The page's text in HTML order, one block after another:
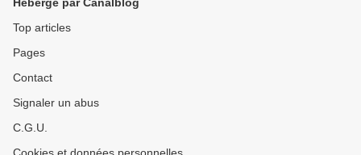
Top articles
Pages
Contact
Signaler un abus
C.G.U.